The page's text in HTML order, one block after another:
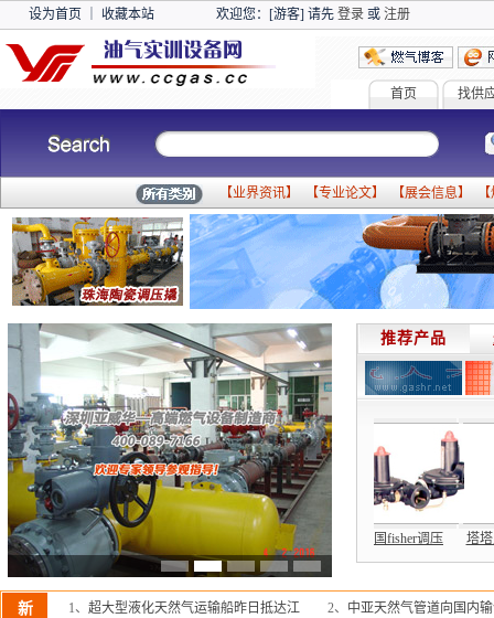
设为首页 收藏本站 欢迎您：[游客] 请先 登录或 注册
首页 找供
【业界资讯】 【专业论文】 【展会信息】 【
推荐产品
器 楼栋调压箱 直燃式调压箱 德国RMG调压器 美国fisher调压
新
1、 超大型液化天然气运输船昨日抵达江 2、 中亚天然气管道向国内